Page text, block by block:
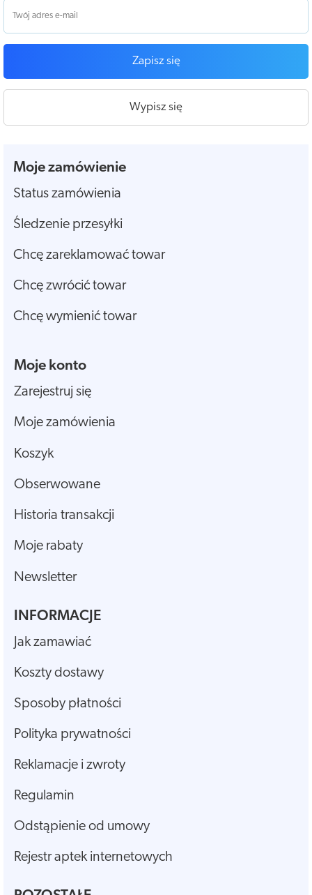
Zapisz się
Wypisz się
Moje zamówienie
Status zamówienia
Śledzenie przesyłki
Chcę zareklamować towar
Chcę zwrócić towar
Chcę wymienić towar
Moje konto
Zarejestruj się
Moje zamówienia
Koszyk
Obserwowane
Historia transakcji
Moje rabaty
Newsletter
INFORMACJE
Jak zamawiać
Koszty dostawy
Sposoby płatności
Polityka prywatności
Reklamacje i zwroty
Regulamin
Odstąpienie od umowy
Rejestr aptek internetowych